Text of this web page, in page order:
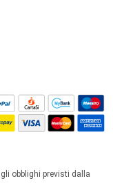
obblighi previsti dalla